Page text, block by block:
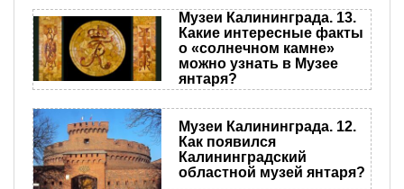
Музеи Калининграда. 13.
Какие интересные факты
о «солнечном камне»
можно узнать в Музее
янтаря?
Музеи Калининграда. 12.
Как появился
Калининградский
областной музей янтаря?